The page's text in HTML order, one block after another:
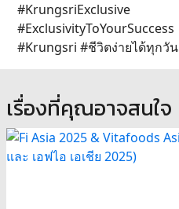
#KrungsriExclusive
#ExclusivityToYourSuccess
#Krungsri #ชีวิตง่ายได้ทุกวัน
เรื่องที่คุณอาจสนใจ